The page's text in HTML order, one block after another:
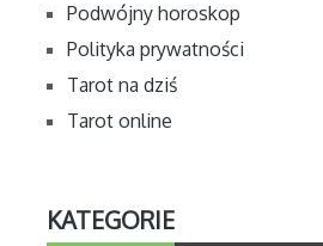
Podwójny horoskop
Polityka prywatności
Tarot na dziś
Tarot online
KATEGORIE